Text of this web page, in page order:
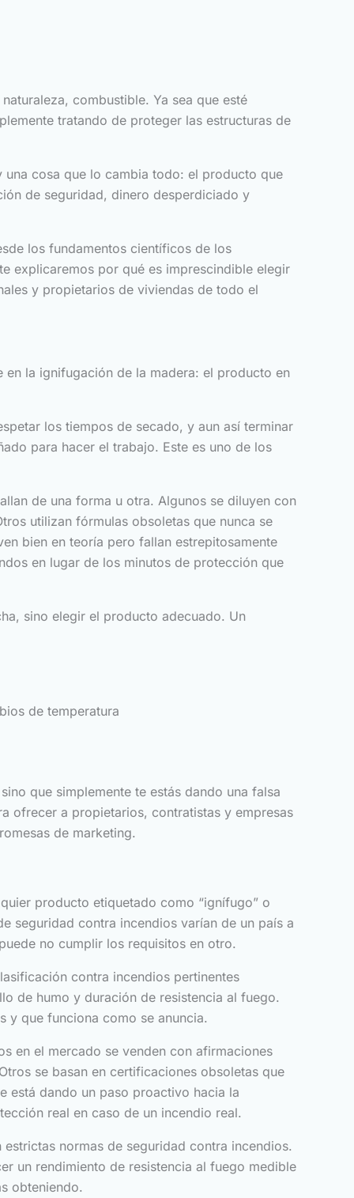
combustible. Ya sea que esté
tratando de proteger las estructuras de
cosa que lo cambia todo: el producto que
de seguridad, dinero desperdiciado y
los fundamentos científicos de los
explicaremos por qué es imprescindible elegir
y propietarios de viviendas de todo el
la ignifugación de la madera: el producto en
los tiempos de secado, y aun así terminar
para hacer el trabajo. Este es uno de los
de una forma u otra. Algunos se diluyen con
utilizan fórmulas obsoletas que nunca se
bien en teoría pero fallan estrepitosamente
en lugar de los minutos de protección que
sino elegir el producto adecuado. Un
de temperatura
que simplemente te estás dando una falsa
ofrecer a propietarios, contratistas y empresas
de marketing.
producto etiquetado como “ignífugo” o
seguridad contra incendios varían de un país a
no cumplir los requisitos en otro.
contra incendios pertinentes
de humo y duración de resistencia al fuego.
y que funciona como se anuncia.
en el mercado se venden con afirmaciones
se basan en certificaciones obsoletas que
está dando un paso proactivo hacia la
real en caso de un incendio real.
normas de seguridad contra incendios.
un rendimiento de resistencia al fuego medible
obteniendo.